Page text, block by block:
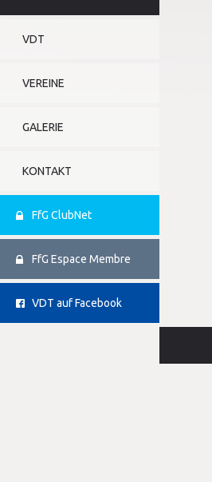
VDT
VEREINE
GALERIE
KONTAKT
FfG ClubNet
FfG Espace Membre
VDT auf Facebook